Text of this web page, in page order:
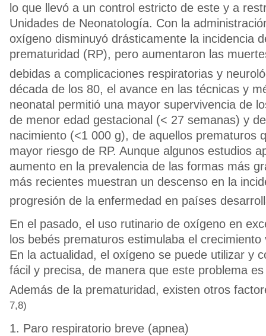
lo que llevó a un control estricto de este y a
Unidades de Neonatología. Con la
oxígeno disminuyó drásticamente la incidencia
prematuridad (RP), pero aumentaron las
debidas a complicaciones respiratorias y
década de los 80, el avance en las técnicas y
neonatal permitió una mayor supervivencia de
de menor edad gestacional (< 27 semanas) y
nacimiento (<1 000 g), de aquellos prematuros
mayor riesgo de RP. Aunque algunos estudios
aumento en la prevalencia de las formas más
más recientes muestran un descenso en la
progresión de la enfermedad en países
En el pasado, el uso rutinario de oxígeno en
los bebés prematuros estimulaba el
En la actualidad, el oxígeno se puede utilizar y
fácil y precisa, de manera que este problema
Además de la prematuridad, existen otros
7,8)
1. Paro respiratorio breve (apnea)